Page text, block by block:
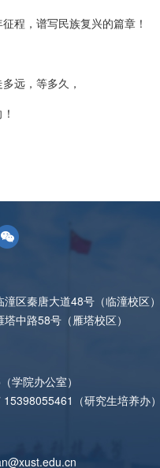
程，谱写民族复兴的篇章！
远，等多久，
区秦唐大道48号（临潼校区）
中路58号（雁塔校区）
学院办公室）
（研究生培养办）